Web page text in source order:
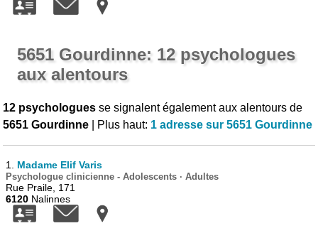
5651 Gourdinne: 12 psychologues
aux alentours
12 psychologues se signalent également aux alentours de
5651 Gourdinne | Plus haut: 1 adresse sur 5651 Gourdinne
1. Madame Elif Varis
Psychologue clinicienne - Adolescents · Adultes
Rue Praile, 171
6120 Nalinnes